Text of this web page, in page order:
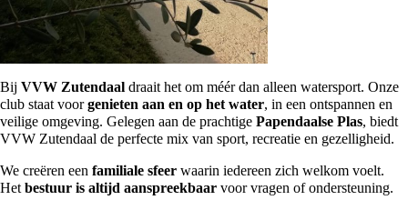
Bij VVW Zutendaal draait het om méér dan alleen watersport. Onze
club staat voorgenieten aan en op het water, in een ontspannen en
veilige omgeving. Gelegen aan de prachtige Papendaalse Plas, biedt
VVW Zutendaal de perfecte mix van sport, recreatie en gezelligheid.
We creëren een familiale sfeer waarin iedereen zich welkom voelt.
Het bestuur is altijd aanspreekbaar voor vragen of ondersteuning.